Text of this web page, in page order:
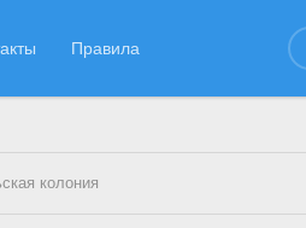
Правила
колония